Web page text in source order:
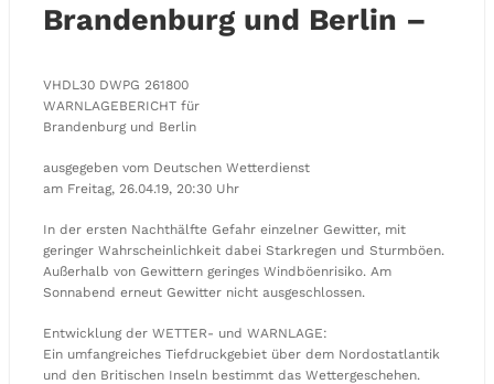
Brandenburg und Berlin –
VHDL30 DWPG 261800
WARNLAGEBERICHT für
Brandenburg und Berlin
ausgegeben vom Deutschen Wetterdienst
am Freitag, 26.04.19, 20:30 Uhr
In der ersten Nachthälfte Gefahr einzelner Gewitter, mit
geringer Wahrscheinlichkeit dabei Starkregen und Sturmböen.
Außerhalb von Gewittern geringes Windböenrisiko. Am
Sonnabend erneut Gewitter nicht ausgeschlossen.
Entwicklung der WETTER- und WARNLAGE:
Ein umfangreiches Tiefdruckgebiet über dem Nordostatlantik
und den Britischen Inseln bestimmt das Wettergeschehen.